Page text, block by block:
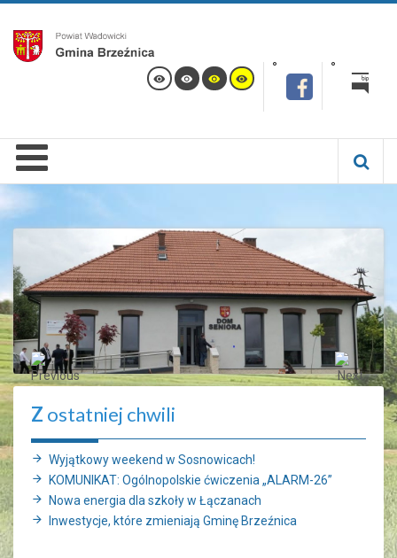
Z ostatniej chwili
Wyjątkowy weekend w Sosnowicach!
KOMUNIKAT: Ogólnopolskie ćwiczenia „ALARM-26”
Nowa energia dla szkoły w Łączanach
Inwestycje, które zmieniają Gminę Brzeźnica